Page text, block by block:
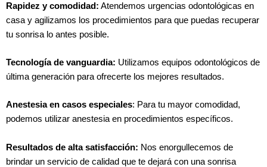
Rapidez y comodidad: Atendemos urgencias odontológicas en
casa y agilizamos los procedimientos para que puedas recuperar
tu sonrisa lo antes posible.
Tecnología de vanguardia: Utilizamos equipos odontológicos de
última generación para ofrecerte los mejores resultados.
Anestesia en casos especiales: Para tu mayor comodidad,
podemos utilizar anestesia en procedimientos específicos.
Resultados de alta satisfacción: Nos enorgullecemos de
brindar un servicio de calidad que te dejará con una sonrisa